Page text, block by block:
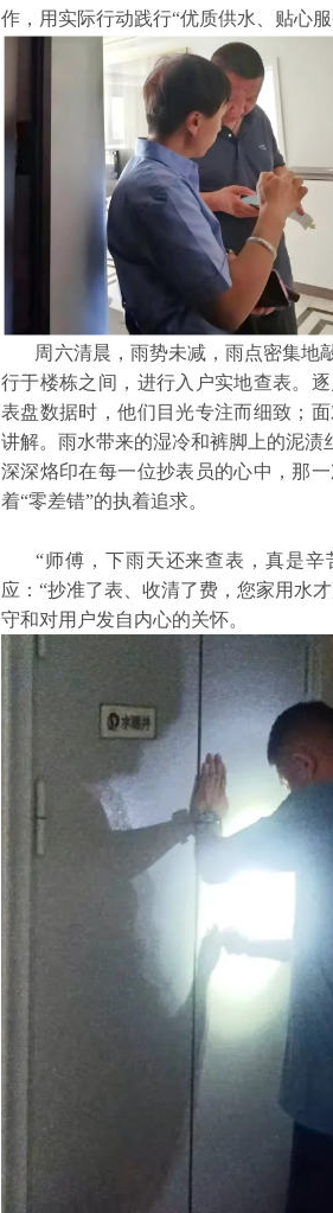
作，用实际行动践行“优质供水、贴心服
周六清晨，雨势未减，雨点密集地
行于楼栋之间，进行入户实地查表。
表盘数据时，他们目光专注而细致；
讲解。雨水带来的湿冷和裤脚上的泥
深深烙印在每一位抄表员的心中，那
着“零差错”的执着追求。
“师傅，下雨天还来查表，真是辛
应：“抄准了表、收清了费，您家用水
守和对用户发自内心的关怀。